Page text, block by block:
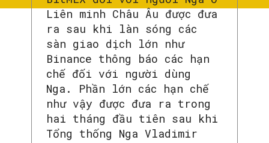
Liên minh Châu Âu được đưa
ra sau khi làn sóng các
sàn giao dịch lớn như
Binance thông báo các hạn
chế đối với người dùng
Nga. Phần lớn các hạn chế
như vậy được đưa ra trong
hai tháng đầu tiên sau khi
Tổng thống Nga Vladimir